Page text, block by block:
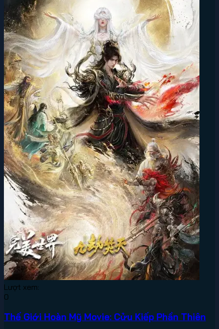
Lượt xem:
0
Thế Giới Hoàn Mỹ Movie: Cửu Kiếp Phần Thiên